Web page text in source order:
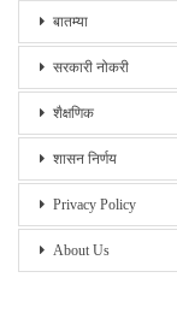
बातम्या
सरकारी नोकरी
शैक्षणिक
शासन निर्णय
Privacy Policy
About Us